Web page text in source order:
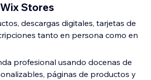
Stores
descargas digitales, tarjetas de
tanto en persona como en
profesional usando docenas de
páginas de productos y